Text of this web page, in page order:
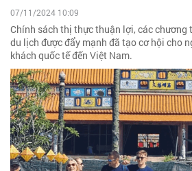
07/11/2024 10:09
Chính sách thị thực thuận lợi, các chương
du lịch được đẩy mạnh đã tạo cơ hội cho
khách quốc tế đến Việt Nam.